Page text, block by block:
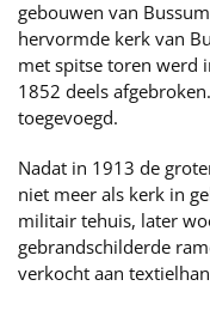
gebouwen van
hervormde kerk van
met spitse toren werd
1852 deels
toegevoegd.
Nadat in 1913 de
niet meer als kerk in
militair tehuis, later
gebrandschilderde
verkocht aan